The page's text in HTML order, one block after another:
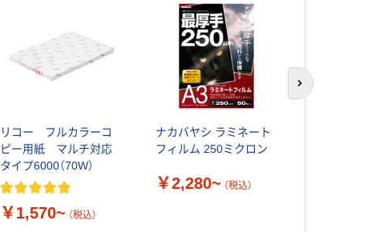
リコー フルカラーコ
ピー用紙 マルチ対応
タイプ6000（70W）
￥1,570~ （税込）
ナカバヤシ ラミネート
フィルム 250ミクロン
￥2,280~ （税込）
次のスライド